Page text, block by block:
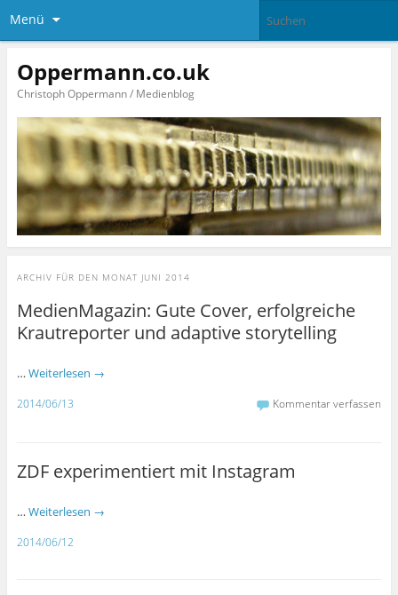
Menü
Oppermann.co.uk
Christoph Oppermann / Medienblog
ARCHIV FÜR DEN MONAT JUNI 2014
MedienMagazin: Gute Cover, erfolgreiche
Krautreporter und adaptive storytelling
… Weiterlesen →
2014/06/13 Kommentar verfassen
ZDF experimentiert mit Instagram
… Weiterlesen →
2014/06/12